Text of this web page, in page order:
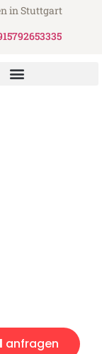
in Stuttgart
anfragen